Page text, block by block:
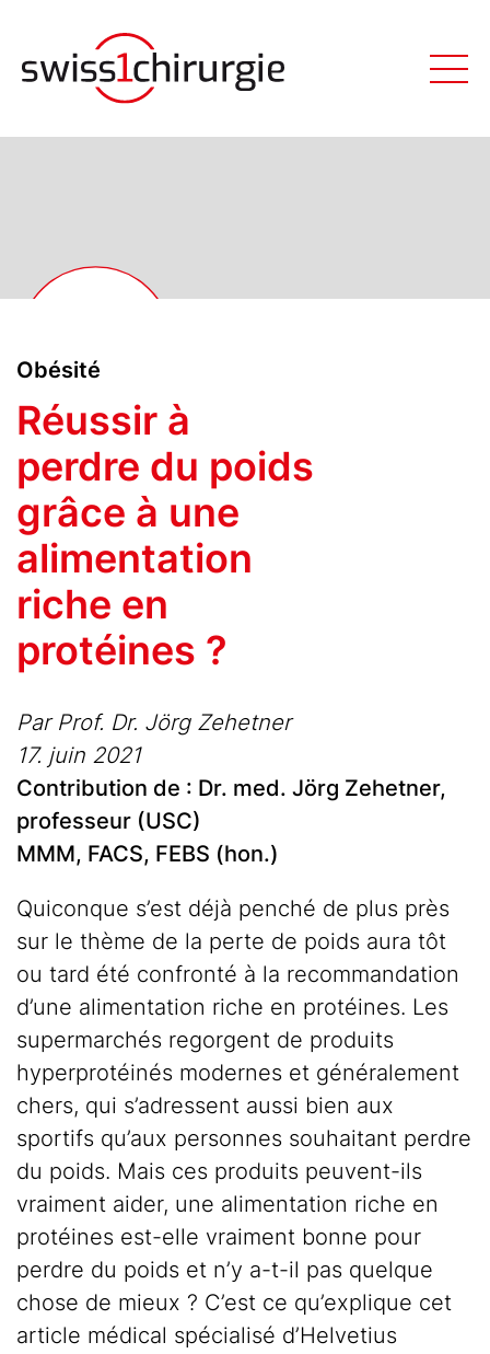
Obésité
Réussir à
perdre du poids
grâce à une
alimentation
riche en
protéines ?
Par Prof. Dr. Jörg Zehetner
17. juin 2021
Contribution de : Dr. med. Jörg Zehetner,
professeur (USC)
MMM, FACS, FEBS (hon.)
Quiconque s’est déjà penché de plus près
sur le thème de la perte de poids aura tôt
ou tard été confronté à la recommandation
d’une alimentation riche en protéines. Les
supermarchés regorgent de produits
hyperprotéinés modernes et généralement
chers, qui s’adressent aussi bien aux
sportifs qu’aux personnes souhaitant perdre
du poids. Mais ces produits peuvent-ils
vraiment aider, une alimentation riche en
protéines est-elle vraiment bonne pour
perdre du poids et n’y a-t-il pas quelque
chose de mieux ? C’est ce qu’explique cet
article médical spécialisé d’Helvetius